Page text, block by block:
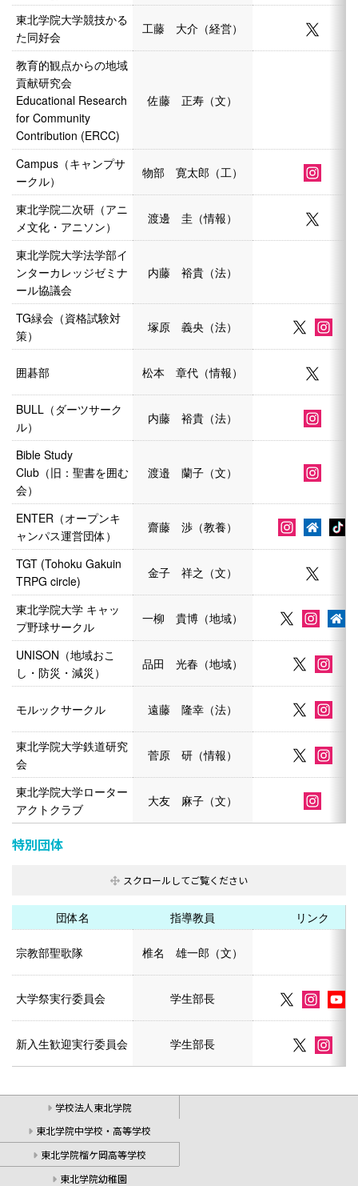
東北学院大学競技かる
た同好会
工藤 大介（経営）
教育的観点からの地域
貢献研究会
Educational Research
for Community
Contribution (ERCC)
佐藤 正寿（文）
Campus（キャンプサ
ークル）
物部 寛太郎（工）
東北学院二次研（アニ
メ文化・アニソン）
渡邊 圭（情報）
東北学院大学法学部イ
ンターカレッジゼミナ
ール協議会
内藤 裕貴（法）
TG緑会（資格試験対
策）
塚原 義央（法）
囲碁部 松本 章代（情報）
BULL（ダーツサーク
ル）
内藤 裕貴（法）
Bible Study
Club（旧：聖書を囲む
会）
渡邉 蘭子（文）
ENTER（オープンキ
ャンパス運営団体）
齋藤 渉（教養）
TGT (Tohoku Gakuin
TRPG circle)
金子 祥之（文）
東北学院大学 キャッ
プ野球サークル
一柳 貴博（地域）
UNISON（地域おこ
し・防災・減災）
品田 光春（地域）
モルックサークル 遠藤 隆幸（法）
東北学院大学鉄道研究
会
菅原 研（情報）
東北学院大学ローター
アクトクラブ
大友 麻子（文）
特別団体
団体名 指導教員 リンク
宗教部聖歌隊 椎名 雄一郎（文）
大学祭実行委員会 学生部長
新入生歓迎実行委員会 学生部長
学校法人東北学院
東北学院中学校・高等学校
東北学院榴ケ岡高等学校
東北学院幼稚園